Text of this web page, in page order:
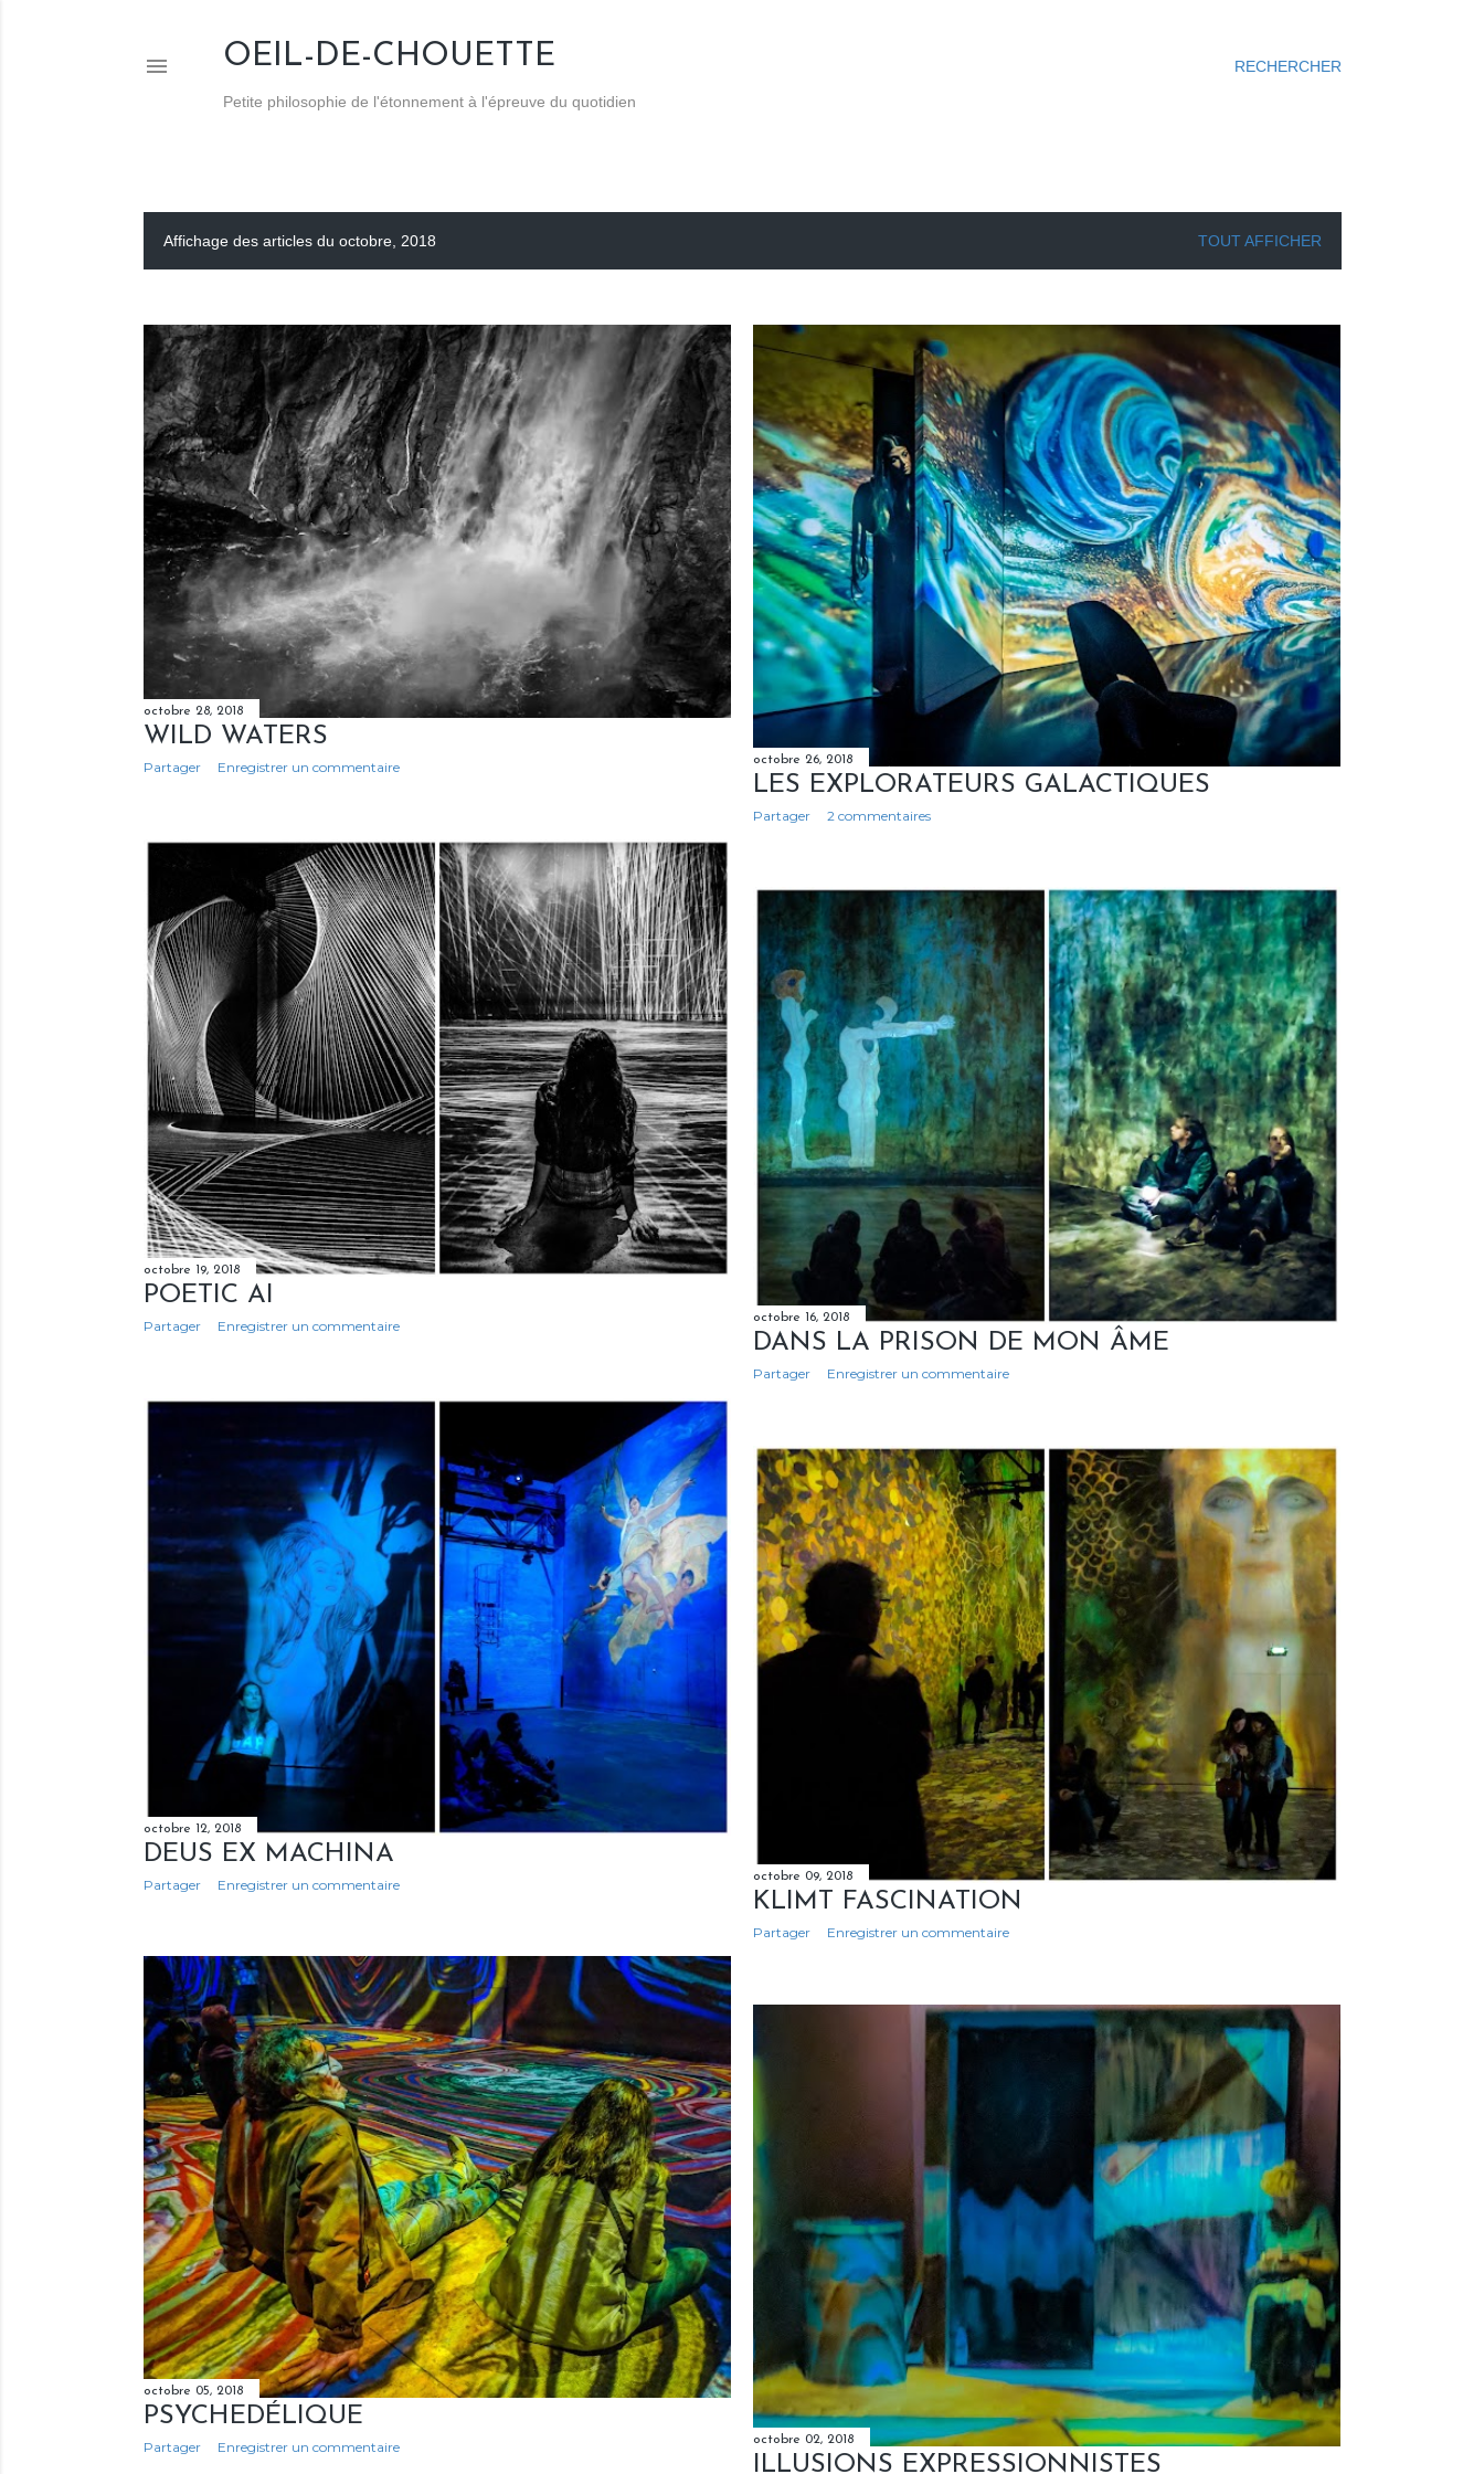
RECHERCHER
OEIL-DE-CHOUETTE
Petite philosophie de l'étonnement à l'épreuve du quotidien
A
t
i
c
l
e
s
Affichage des articles du octobre, 2018 TOUT AFFICHER
octobre 28, 2018
WILD WATERS
Partager Enregistrer un commentaire octobre 26, 2018
LES EXPLORATEURS GALACTIQUES
Partager 2 commentaires
octobre 19, 2018
POETIC AI
Partager Enregistrer un commentaire octobre 16, 2018
DANS LA PRISON DE MON ÂME
Partager Enregistrer un commentaire
octobre 12, 2018
DEUS EX MACHINA
Partager Enregistrer un commentaire octobre 09, 2018
KLIMT FASCINATION
Partager Enregistrer un commentaire
octobre 05, 2018
PSYCHÉDÉLIQUE
Partager Enregistrer un commentaire octobre 02, 2018
ILLUSIONS EXPRESSIONNISTES